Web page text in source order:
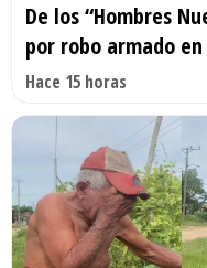
De los “Hombres
por robo armado en
Hace 15 horas